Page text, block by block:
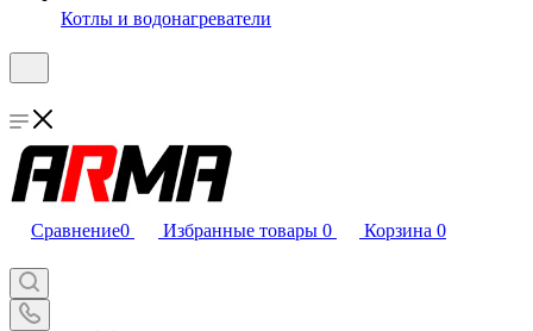
Котлы и водонагреватели
Сравнение0 Избранные товары 0 Корзина 0